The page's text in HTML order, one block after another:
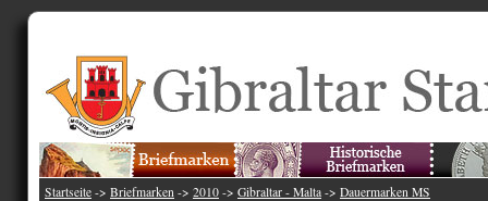
Startseite -> Briefmarken -> 2010 -> Gibraltar - Malta -> Dauermarken MS